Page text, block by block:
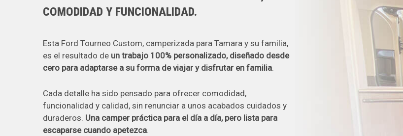
COMODIDAD Y FUNCIONALIDAD.
Esta Ford Tourneo Custom, camperizada para Tamara y su familia,
es el resultado de un trabajo 100% personalizado, diseñado desde
cero para adaptarse a su forma de viajar y disfrutar en familia.
Cada detalle ha sido pensado para ofrecer comodidad,
funcionalidad y calidad, sin renunciar a unos acabados cuidados y
duraderos. Una camper práctica para el día a día, pero lista para
escaparse cuando apetezca.